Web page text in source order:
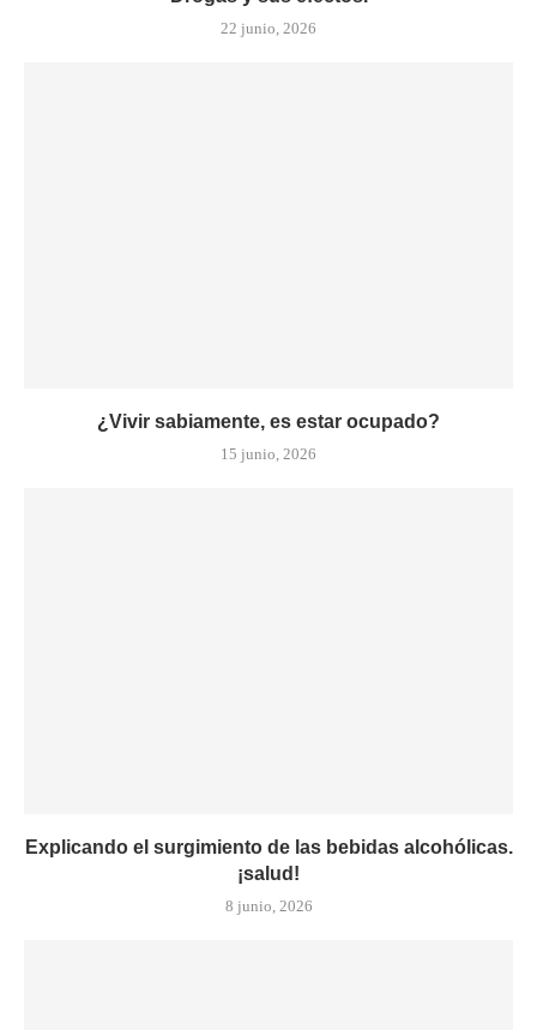
22 junio, 2026
¿Vivir sabiamente, es estar ocupado?
15 junio, 2026
Explicando el surgimiento de las bebidas alcohólicas.
¡salud!
8 junio, 2026